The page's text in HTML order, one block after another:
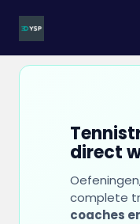
direct
complete
coaches